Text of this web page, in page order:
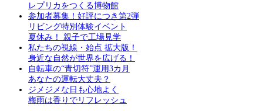
レプリカをつくる博物館
参加者募集！好評につき第2弾
リビング特別体験イベント
夏休み！ 親子で工場見学
私たちの視線・始点 拡大版！
身近な自然が世界を広げる！
自転車の“青切符”運用3カ月
あなたの運転大丈夫？
ジメジメな日も心地よく
梅雨は香りでリフレッシュ